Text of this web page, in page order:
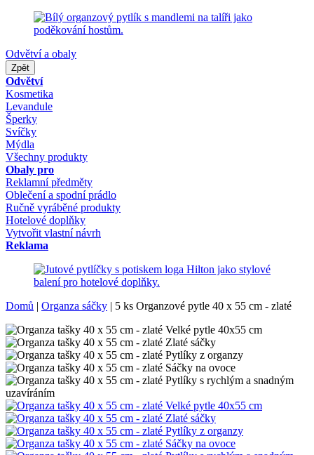
Odvětví a obaly
Zpět
Odvětví
Kosmetika
Levandule
Šperky
Svíčky
Mýdla
Všechny produkty
Obaly pro
Reklamní předměty
Oblečení a spodní prádlo
Ručně vyráběné produkty
Hotelové doplňky
Vytvořit vlastní návrh
Reklama
Domů | Organza sáčky | 5 ks Organzové pytle 40 x 55 cm - zlaté